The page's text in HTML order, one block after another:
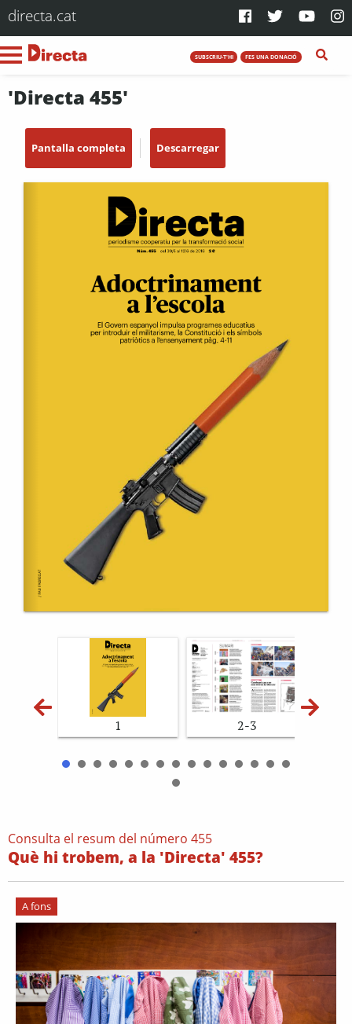
directa.cat
SUBSCRIU-T'HI FES UNA DONACIÓ
'Directa 455'
Pantalla completa Descarregar
1 2-3
Consulta el resum del número 455
Què hi trobem, a la 'Directa' 455?
A fons